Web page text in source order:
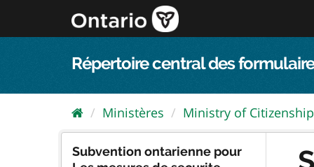
au
Répertoire central des
Ministères Ministry of
Subvention ontarienne pour